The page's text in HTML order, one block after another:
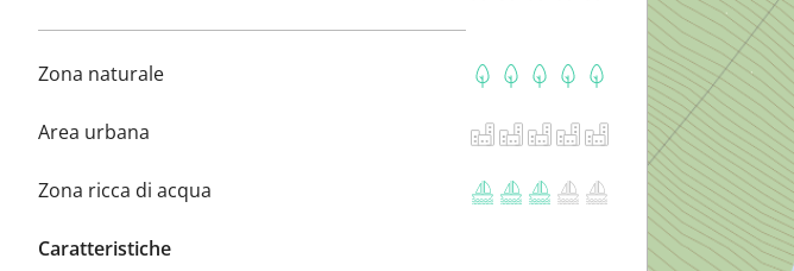
Zona naturale
Area urbana
Zona ricca di acqua
Caratteristiche